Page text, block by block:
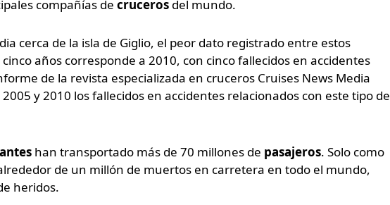
compañías de crucerosdel mundo.
cerca de la isla de Giglio, el peor dato registrado entre estos
años corresponde a 2010, con cinco fallecidos en accidentes
de la revista especializada en cruceros Cruises News Media
y 2010 los fallecidos en accidentes relacionados con este tipo de
han transportado más de 70 millones de pasajeros. Solo como
de un millón de muertos en carretera en todo el mundo,
heridos.